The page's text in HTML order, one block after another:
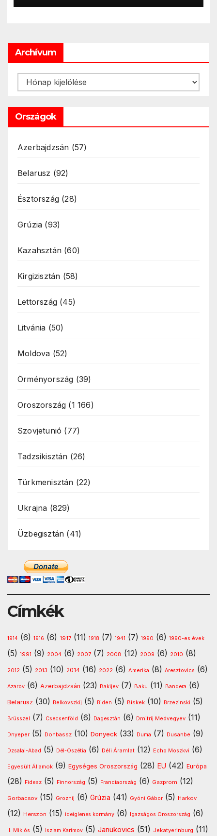
Archívum
Archívum
Országok
Azerbajdzsán (57)
Belarusz (92)
Észtország (28)
Grúzia (93)
Kazahsztán (60)
Kirgizisztán (58)
Lettország (45)
Litvánia (50)
Moldova (52)
Örményország (39)
Oroszország (1 166)
Szovjetunió (77)
Tadzsikisztán (26)
Türkmenisztán (22)
Ukrajna (829)
Üzbegisztán (41)
Címkék
1914 (6) 1916 (6) 1917 (11) 1918 (7) 1941 (7) 1990 (6) 1990-es évek
(5) 1991 (9) 2004 (6) 2007 (7) 2008 (12) 2009 (6) 2010 (8)
2012 (5) 2013 (10) 2014 (16) 2022 (6) Amerika (8) Aresztovics (6)
Azarov (6) Azerbajdzsán (23) Bakijev (7) Baku (11) Bandera (6)
Belarusz (30) Belkovszkij (5) Biden (5) Biskek (10) Brzezinski (5)
Brüsszel (7) Csecsenföld (6) Dagesztán (6) Dmitrij Medvegyev (11)
Dnyeper (5) Donbassz (10) Donyeck (33) Duma (7) Dusanbe (9)
Dzsalal-Abad (5) Dél-Oszétia (6) Déli Áramlat (12) Echo Moszkvi (6)
Egyesült Államok (9) Egységes Oroszország (28) EU (42) Európa
(28) Fidesz (5) Finnország (5) Franciaország (6) Gazprom (12)
Gorbacsov (15) Groznij (6) Grúzia (41) Gyóni Gábor (5) Harkov
(12) Herszon (15) ideiglenes kormány (6) Igazságos Oroszország (6)
II. Miklós (5) Iszlam Karimov (5) Janukovics (51) Jekatyerinburg (11)